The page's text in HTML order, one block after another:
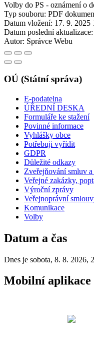
Volby do PS - oznámení o
Typ souboru: PDF
Datum vložení: 17. 9. 2025
Datum poslední aktualizace:
Autor: Správce Webu
OÚ (Státní správa)
E-podatelna
ÚŘEDNÍ DESKA
Formuláře ke stažení
Povinné informace
Vyhlášky obce
Potřebuji vyřídit
GDPR
Důležité odkazy
Zveřejňování smluv a
Veřejné zakázky,
Výroční zprávy
Veřejnoprávní
Komunikace
Volby
Datum a čas
Dnes je sobota, 8. 8. 2026,
Mobilní